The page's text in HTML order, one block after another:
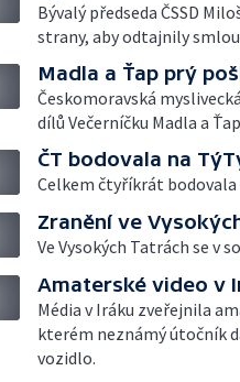
Bývalý předseda ČSSD
strany, aby odtajnily
Madla a Ťap prý
Českomoravská
dílů Večerníčku Madla a
ČT bodovala na
Celkem čtyříkrát bodovala
Zranění ve
Ve Vysokých Tatrách se v
Amaterské video v
Média v Iráku zveřejnila
kterém neznámý útočník
vozidlo.